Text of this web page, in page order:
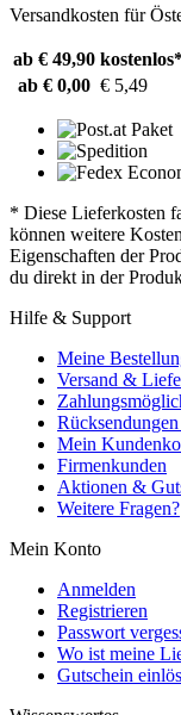
Versandkosten für
ab € 49,90
ab € 0,00 € 5,49
* Diese Lieferkosten
können weitere
Eigenschaften der
du direkt in der
Hilfe & Support
Meine
Versand &
Mein
Firmenkunden
Aktionen &
Weitere Fragen?
Mein Konto
Anmelden
Registrieren
Passwort
Wo ist meine
Gutschein